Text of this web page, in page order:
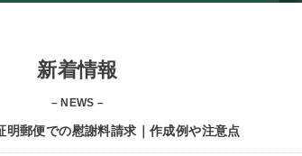
新着情報
– NEWS –
明郵便での慰謝料請求｜作成例や注意点